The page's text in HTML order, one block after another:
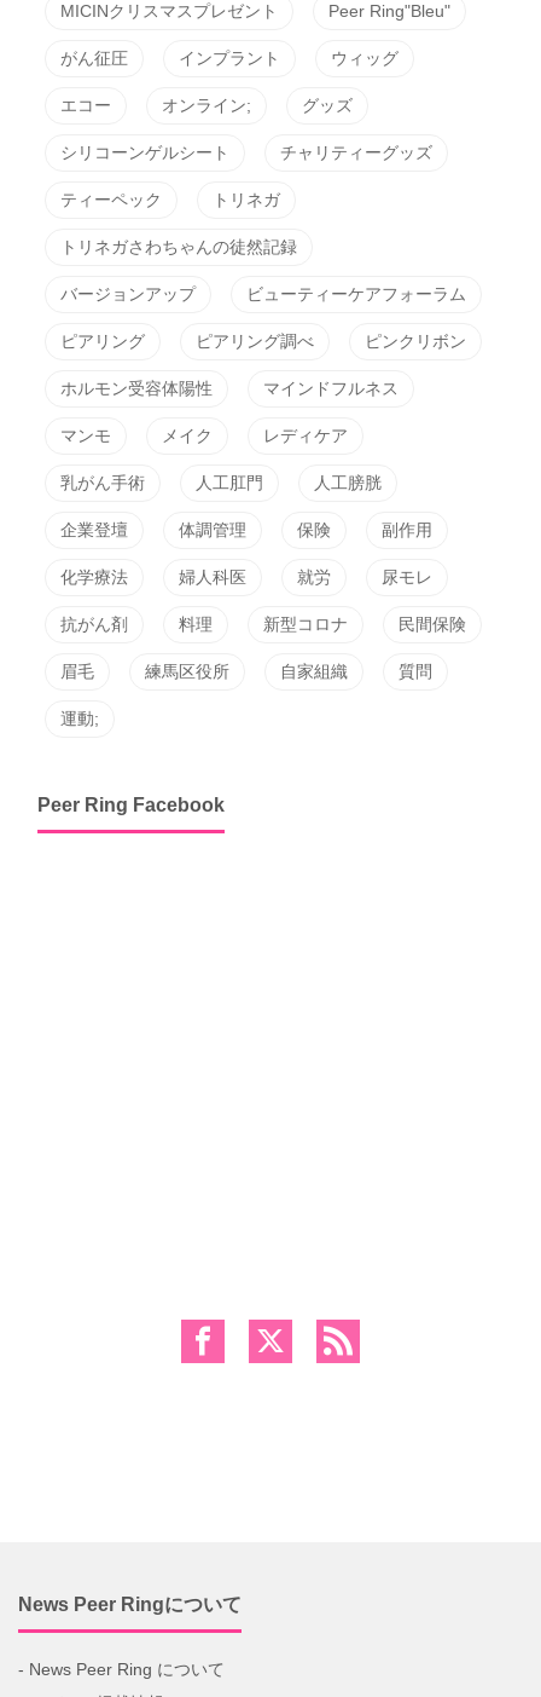
MICINクリスマスプレゼント Peer Ring"Bleu"
がん征圧 インプラント ウィッグ
エコー オンライン; グッズ
シリコーンゲルシート チャリティーグッズ
ティーペック トリネガ
トリネガさわちゃんの徒然記録
バージョンアップ ビューティーケアフォーラム
ピアリング ピアリング調べ ピンクリボン
ホルモン受容体陽性 マインドフルネス
マンモ メイク レディケア
乳がん手術 人工肛門 人工膀胱
企業登壇 体調管理 保険 副作用
化学療法 婦人科医 就労 尿モレ
抗がん剤 料理 新型コロナ 民間保険
眉毛 練馬区役所 自家組織 質問
運動;
Peer Ring Facebook
News Peer Ringについて
- News Peer Ring について